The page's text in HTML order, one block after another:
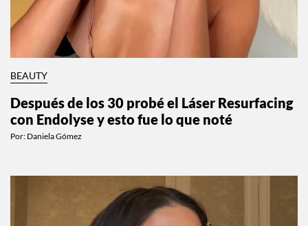
BEAUTY
Después de los 30 probé el Láser Resurfacing
con Endolyse y esto fue lo que noté
Por: Daniela Gómez